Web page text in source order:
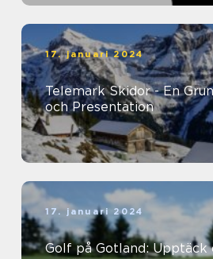
17. januari 2024
Telemark Skidor - En
och Presentation
17. januari 2024
Golf på Gotland: Upptäck